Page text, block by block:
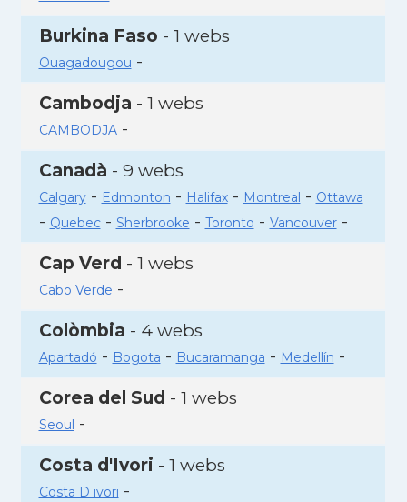
Burkina Faso - 1 webs
Ouagadougou -
Cambodja - 1 webs
CAMBODJA-
Canadà - 9 webs
Calgary- Edmonton - Halifax- Montreal - Ottawa
- Quebec- Sherbrooke - Toronto - Vancouver-
Cap Verd - 1 webs
Cabo Verde -
Colòmbia - 4 webs
Apartadó - Bogota - Bucaramanga - Medellín -
Corea del Sud - 1 webs
Seoul -
Costa d'Ivori - 1 webs
Costa D ivori -